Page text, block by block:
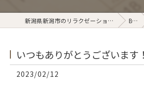
新潟県新潟市のリラクゼーションならSukhairo Blog
いつもありがとうございます！
2023/02/12